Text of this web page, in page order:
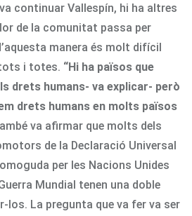
continuar Vallespín, hi ha altres
de la comunitat passa per
manera és molt difícil
i totes. “Hi ha països que
drets humans- va explicar- però
drets humans en molts països
va afirmar que molts dels
de la Declaració Universal
per les Nacions Unides
Mundial tenen una doble
los. La pregunta que va fer va ser